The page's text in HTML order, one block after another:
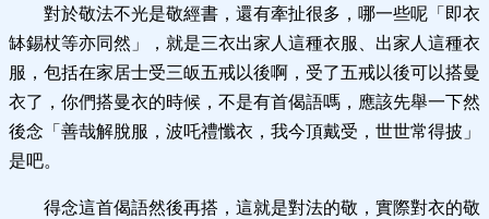
對於敬法不光是敬經書，還有牽扯很多，哪一些呢「即衣
缽錫杖等亦同然」，就是三衣出家人這種衣服、出家人這種衣
服，包括在家居士受三皈五戒以後啊，受了五戒以後可以搭曼
衣了，你們搭曼衣的時候，不是有首偈語嗎，應該先舉一下然
後念「善哉解脫服，波吒禮懺衣，我今頂戴受，世世常得披」
是吧。
得念這首偈語然後再搭，這就是對法的敬，實際對衣的敬